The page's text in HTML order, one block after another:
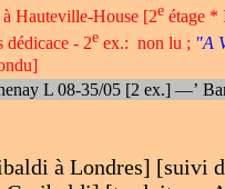
Hauteville-House [2eétage *
dédicace - 2eex.: non lu ; "A
L 08-35/05 [2 ex.] —’
à Londres] [suivi